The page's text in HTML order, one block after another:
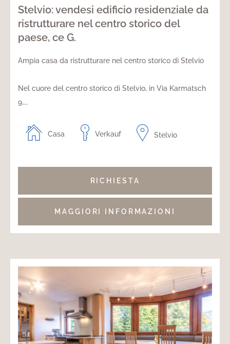
Stelvio: vendesi edificio residenziale da
ristrutturare nel centro storico del
paese, ce G.
Ampia casa da ristrutturare nel centro storico di Stelvio
Nel cuore del centro storico di Stelvio, in Via Karmatsch
9,...
Casa Verkauf Stelvio
RICHIESTA
MAGGIORI INFORMAZIONI